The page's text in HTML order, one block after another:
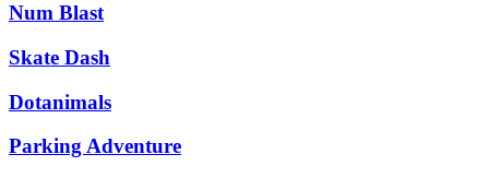
Num Blast
Skate Dash
Dotanimals
Parking Adventure